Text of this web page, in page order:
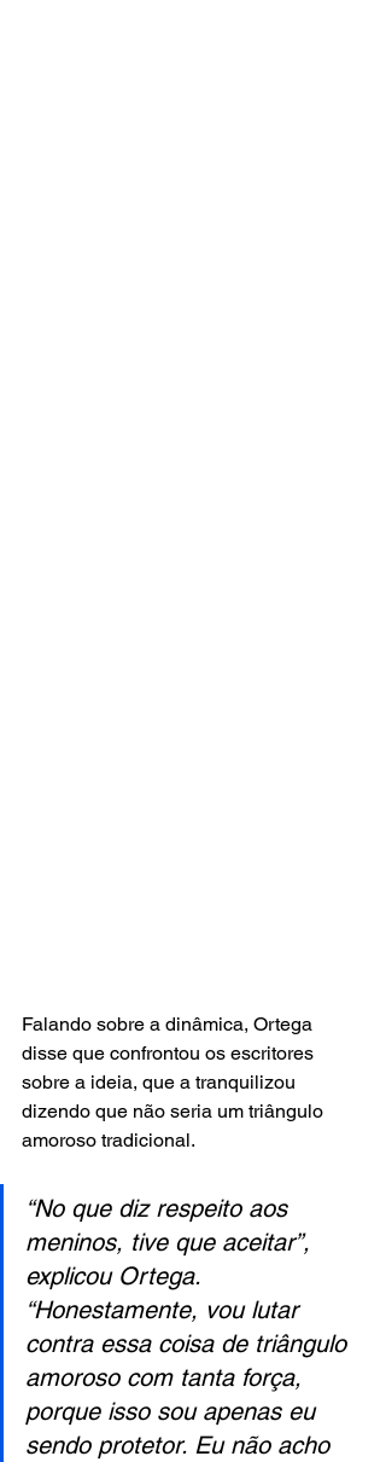
Falando sobre a dinâmica, Ortega
disse que confrontou os escritores
sobre a ideia, que a tranquilizou
dizendo que não seria um triângulo
amoroso tradicional.
“No que diz respeito aos
meninos, tive que aceitar”,
explicou Ortega.
“Honestamente, vou lutar
contra essa coisa de triângulo
amoroso com tanta força,
porque isso sou apenas eu
sendo protetor. Eu não acho